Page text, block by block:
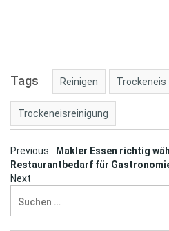
Tags Reinigen Trockeneis
Trockeneisreinigung
Post
navigation
Previous
Makler Essen richtig
Restaurantbedarf für
Next
nach: